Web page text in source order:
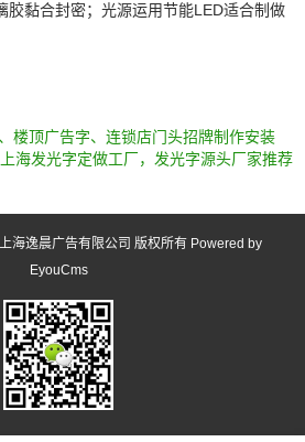
胶黏合封密；光源运用节能LED适合制做
楼顶广告字、连锁店门头招牌制作安装
上海发光字定做工厂，发光字源头厂家推荐
海逸晨广告有限公司 版权所有 Powered by
EyouCms